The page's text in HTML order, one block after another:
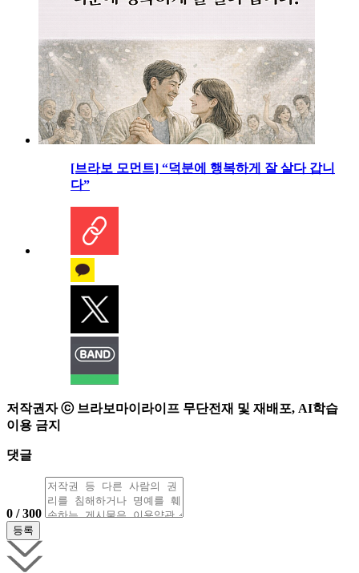
[브라보 모먼트] “덕분에 행복하게 잘 살다 갑니
다”
저작권자 ⓒ 브라보마이라이프 무단전재 및 재배포, AI학습
이용 금지
댓글
0 / 300